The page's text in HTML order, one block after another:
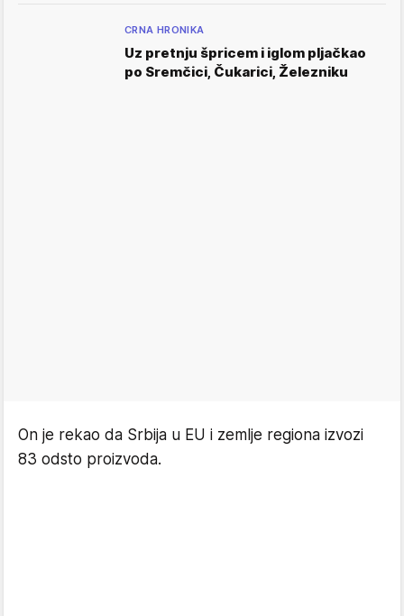
CRNA HRONIKA
Uz pretnju špricem i iglom pljačkao
po Sremčici, Čukarici, Železniku
On je rekao da Srbija u EU i zemlje regiona izvozi
83 odsto proizvoda.